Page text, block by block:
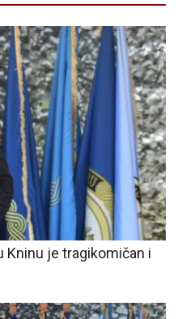
Kninu je tragikomičan i